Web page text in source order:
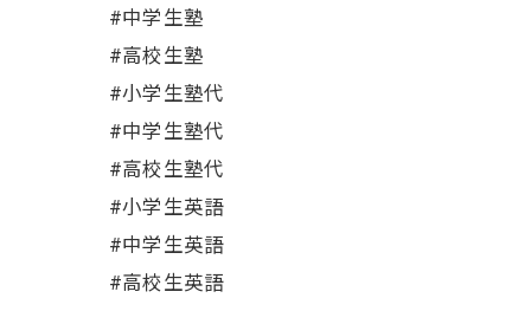
#中学生塾
#高校生塾
#小学生塾代
#中学生塾代
#高校生塾代
#小学生英語
#中学生英語
#高校生英語